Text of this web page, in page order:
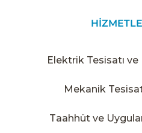
Elektrik Tesisatı ve
Mekanik
Taahhüt ve